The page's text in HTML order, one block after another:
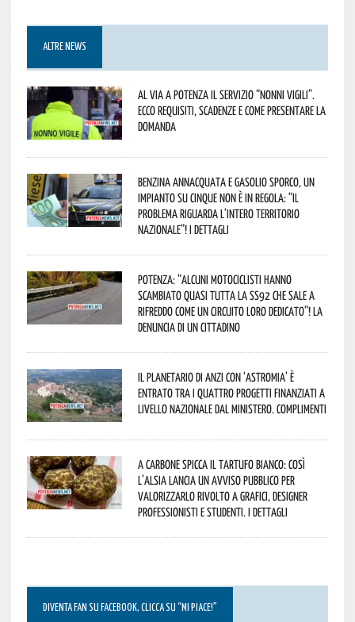
ALTRE NEWS
Al via a Potenza il servizio “Nonni Vigili”.
Ecco requisiti, scadenze e come presentare la
domanda
Benzina annacquata e gasolio sporco, un
impianto su cinque non è in regola: “il
problema riguarda l’intero territorio
Nazionale”! I dettagli
Potenza: “alcuni motociclisti hanno
scambiato quasi tutta la SS92 che sale a
Rifreddo come un circuito loro dedicato”! La
denuncia di un cittadino
Il Planetario di Anzi con ‘Astromia’ è
entrato tra i quattro progetti finanziati a
livello nazionale dal Ministero. Complimenti
A Carbone spicca il tartufo bianco: così
l’Alsia lancia un avviso pubblico per
valorizzarlo rivolto a grafici, designer
professionisti e studenti. I dettagli
DIVENTA FAN SU FACEBOOK, CLICCA SU “MI PIACE!”